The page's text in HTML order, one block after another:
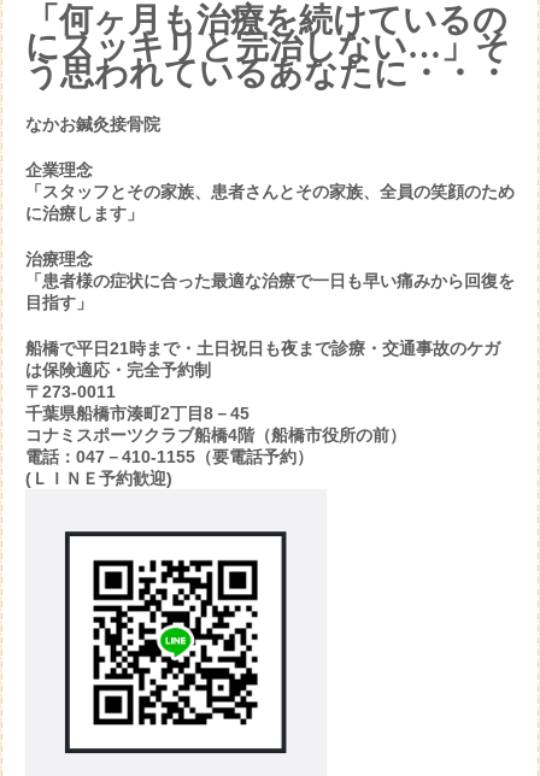
「何ヶ月も治療を続けているの
にスッキリと完治しない…」そ
う思われているあなたに・・・
なかお鍼灸接骨院
企業理念
「スタッフとその家族、患者さんとその家族、全員の笑顔のため
に治療します」
治療理念
「患者様の症状に合った最適な治療で一日も早い痛みから回復を
目指す」
船橋で平日21時まで・土日祝日も夜まで診療・交通事故のケガ
は保険適応・完全予約制
〒273-0011
千葉県船橋市湊町2丁目8－45
コナミスポーツクラブ船橋4階（船橋市役所の前）
電話：047－410-1155（要電話予約）
(ＬＩＮＥ予約歓迎)